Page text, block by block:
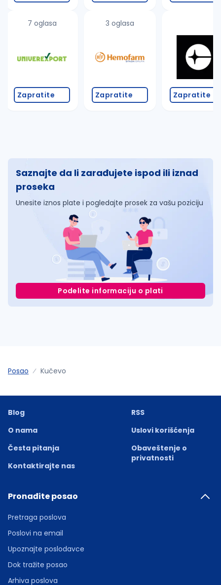
7 oglasa
Zapratite
3 oglasa
Zapratite Zapratite
Saznajte da li zarađujete ispod ili iznad
proseka
Unesite iznos plate i pogledajte prosek za vašu poziciju
Podelite informaciju o plati
Posao Kučevo
Blog
O nama
Česta pitanja
Kontaktirajte nas
RSS
Uslovi korišćenja
Obaveštenje o
privatnosti
Pronađite posao
Pretraga poslova
Poslovi na email
Upoznajte poslodavce
Dok tražite posao
Arhiva poslova